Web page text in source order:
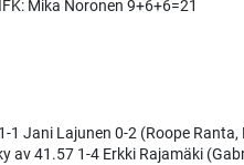
Mika Noronen 9+6+6=21
Jani Lajunen 0-2 (Roope
av 41.57 1-4 Erkki Rajamäki